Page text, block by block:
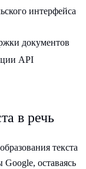
интерфейса
документов
API
в речь
текста
оставаясь